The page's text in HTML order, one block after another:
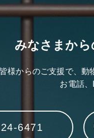
みなさまから
皆様からのご支援で、動
お電話
6471